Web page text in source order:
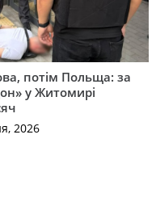
потім Польща: за
у Житомирі
2026